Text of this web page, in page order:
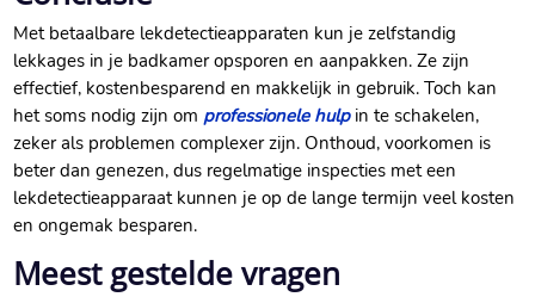
Met betaalbare lekdetectieapparaten kun je zelfstandig
lekkages in je badkamer opsporen en aanpakken. Ze zijn
effectief, kostenbesparend en makkelijk in gebruik. Toch kan
het soms nodig zijn om professionele hulpin te schakelen,
zeker als problemen complexer zijn. Onthoud, voorkomen is
beter dan genezen, dus regelmatige inspecties met een
lekdetectieapparaat kunnen je op de lange termijn veel kosten
en ongemak besparen.
Meest gestelde vragen